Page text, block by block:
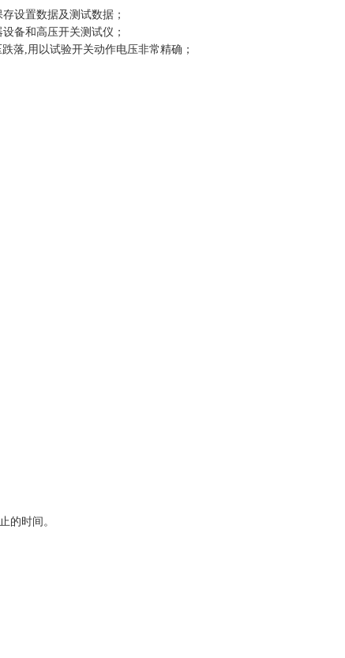
设置数据及测试数据；
备和高压开关测试仪；
落,用以试验开关动作电压非常精确；
的时间。